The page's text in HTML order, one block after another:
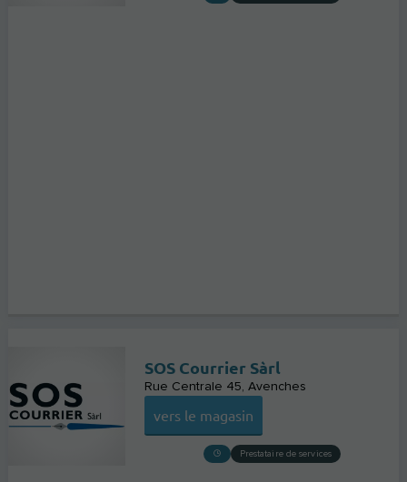
SOS Courrier Sàrl
Rue Centrale 45 Avenches
vers le magasin
Prestataire de services